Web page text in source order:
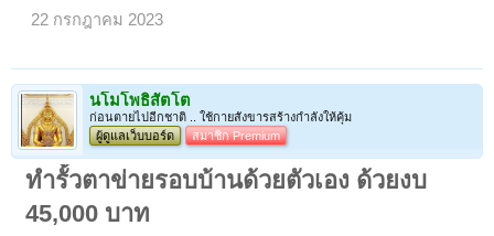
22 กรกฎาคม 2023
นโมโพธิสัตโต
ก่อนตายไปอีกชาติ .. ใช้กายสังขารสร้างกำลังให้คุ้ม
ผู้ดูแลเว็บบอร์ด
สมาชิก Premium
ทำรั้วตาข่ายรอบบ้านด้วยตัวเอง ด้วยงบ
45,000 บาท